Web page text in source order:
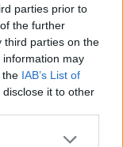
parties prior to
the further
third parties on the
information may
the IAB’s List of
it to other